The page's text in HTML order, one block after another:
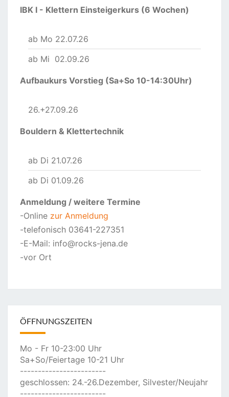
IBK I - Klettern Einsteigerkurs (6 Wochen)
ab Mo 22.07.26
ab Mi 02.09.26
Aufbaukurs Vorstieg (Sa+So 10-14:30Uhr)
26.+27.09.26
Bouldern & Klettertechnik
ab Di 21.07.26
ab Di 01.09.26
Anmeldung / weitere Termine
-Online zur Anmeldung
-telefonisch 03641-227351
-E-Mail: info@rocks-jena.de
-vor Ort
ÖFFNUNGSZEITEN
Mo - Fr 10-23:00 Uhr
Sa+So/Feiertage 10-21 Uhr
------------------------
geschlossen: 24.-26.Dezember, Silvester/Neujahr
------------------------